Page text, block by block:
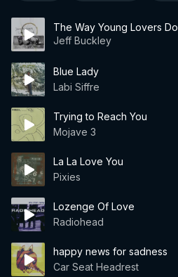
The Way Young Lovers Do
Jeff Buckley
Blue Lady
Labi Siffre
Trying to Reach You
Mojave 3
La La Love You
Pixies
Lozenge Of Love
Radiohead
happy news for sadness
Car Seat Headrest